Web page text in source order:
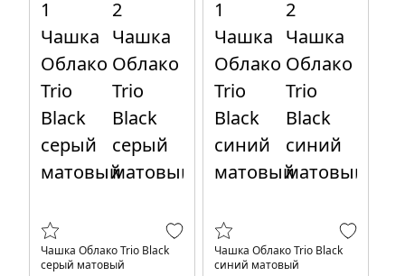
Чашка Облако Trio Black
серый матовый
Чашка Облако Trio Black
синий матовый